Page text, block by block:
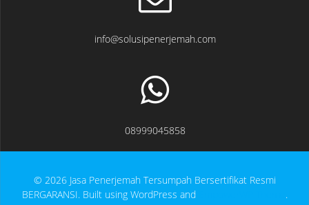
info@solusipenerjemah.com
08999045858
© 2026 Jasa Penerjemah Tersumpah Bersertifikat Resmi
BERGARANSI. Built using WordPress and
.